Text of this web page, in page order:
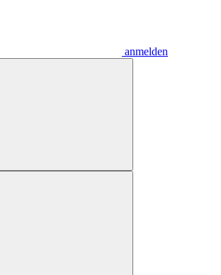
anmelden